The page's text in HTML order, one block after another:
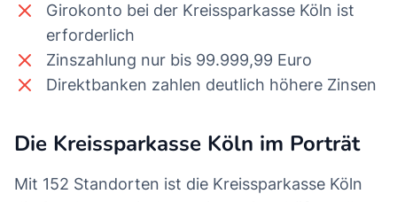
Girokonto bei der Kreissparkasse Köln ist
erforderlich
Zinszahlung nur bis 99.999,99 Euro
Direktbanken zahlen deutlich höhere Zinsen
Die Kreissparkasse Köln im Porträt
Mit 152 Standorten ist die Kreissparkasse Köln